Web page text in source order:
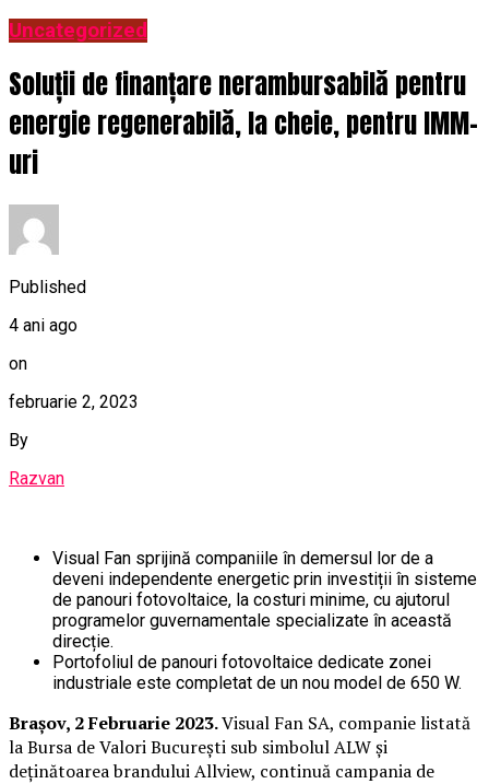
Uncategorized
Soluții de finanțare nerambursabilă pentru
energie regenerabilă, la cheie, pentru IMM-
uri
Published
4 ani ago
on
februarie 2, 2023
By
Razvan
Visual Fan sprijină companiile în demersul lor de a
deveni independente energetic prin investiții în sisteme
de panouri fotovoltaice, la costuri minime, cu ajutorul
programelor guvernamentale specializate în această
direcție.
Portofoliul de panouri fotovoltaice dedicate zonei
industriale este completat de un nou model de 650 W.
Brașov, 2 Februarie 2023.Visual Fan SA, companie listată
la Bursa de Valori București sub simbolul ALW și
deținătoarea brandului Allview, continuă campania de